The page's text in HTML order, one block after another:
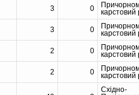
3 0
карстовий
3 0
карстовий
2 0
карстовий
2 0
карстовий
Східно-